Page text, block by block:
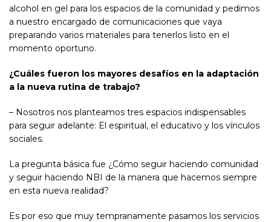
alcohol en gel para los espacios de la comunidad y pedimos
a nuestro encargado de comunicaciones que vaya
preparando varios materiales para tenerlos listo en el
momento oportuno.
¿Cuáles fueron los mayores desafíos en la adaptación
a la nueva rutina de trabajo?
– Nosotros nos planteamos tres espacios indispensables
para seguir adelante: El espiritual, el educativo y los vínculos
sociales.
La pregunta básica fue ¿Cómo seguir haciendo comunidad
y seguir haciendo NBI de la manera que hacemos siempre
en esta nueva realidad?
Es por eso que muy tempranamente pasamos los servicios